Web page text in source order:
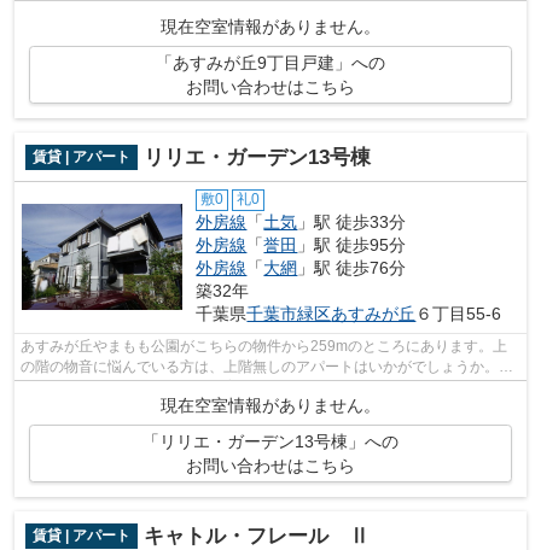
現在空室情報がありません。
「あすみが丘9丁目戸建」への
お問い合わせはこちら
賃貸 | アパート リリエ・ガーデン13号棟
敷0 礼0
外房線 「土気 」駅 徒歩33分
外房線 「誉田 」駅 徒歩95分
外房線 「大網 」駅 徒歩76分
築32年
千葉県千葉市緑区あすみが丘 ６丁目55-6
あすみが丘やまもも公園がこちらの物件から259mのところにあります。上
の階の物音に悩んでいる方は、上階無しのアパートはいかがでしょうか。こ
ちらの物件はアパートです。子育てをす...
現在空室情報がありません。
「リリエ・ガーデン13号棟」への
お問い合わせはこちら
賃貸 | アパート キャトル・フレール Ⅱ